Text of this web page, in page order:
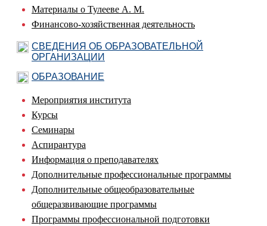
Материалы о Тулееве А. М.
Финансово-хозяйственная деятельность
СВЕДЕНИЯ ОБ ОБРАЗОВАТЕЛЬНОЙ
ОРГАНИЗАЦИИ
ОБРАЗОВАНИЕ
Мероприятия института
Курсы
Семинары
Аспирантура
Информация о преподавателях
Дополнительные профессиональные программы
Дополнительные общеобразовательные
общеразвивающие программы
Программы профессиональной подготовки